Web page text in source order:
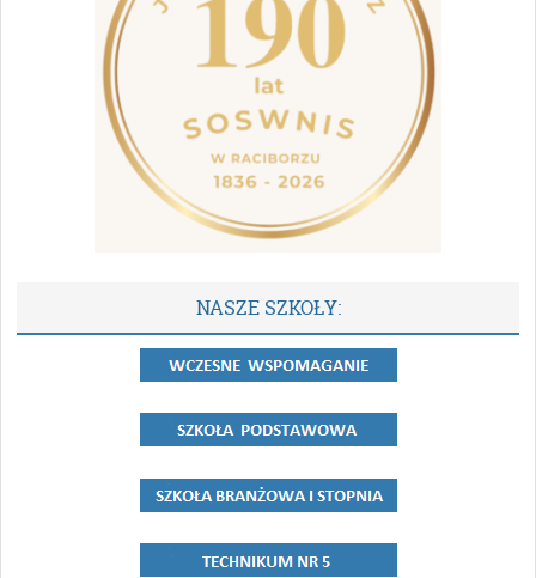
NASZE SZKOŁY: